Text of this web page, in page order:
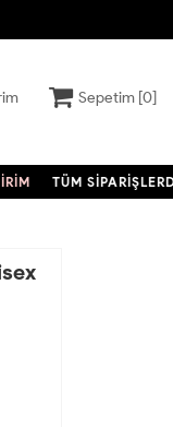
Sepetim [0]
TÜM SİPARİŞLERDE